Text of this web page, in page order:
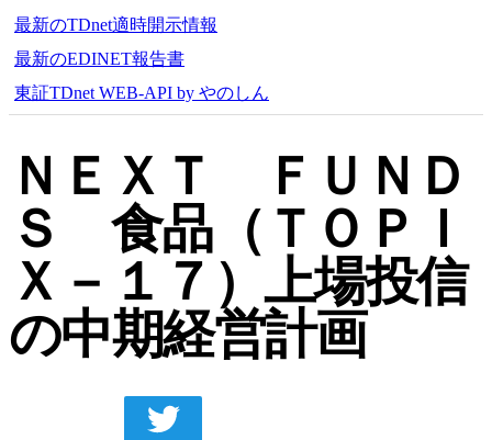
最新のTDnet適時開示情報
最新のEDINET報告書
東証TDnet WEB-API by やのしん
ＮＥＸＴ ＦＵＮＤ
Ｓ 食品（ＴＯＰＩ
Ｘ－１７）上場投信
の中期経営計画